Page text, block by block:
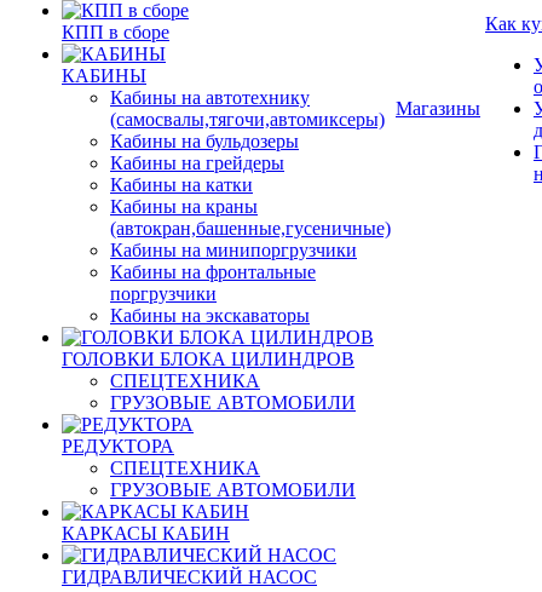
КПП в сборе
КАБИНЫ
Кабины на автотехнику
(самосвалы,тягочи,автомиксеры)
Кабины на бульдозеры
Кабины на грейдеры
Кабины на катки
Кабины на краны
(автокран,башенные,гусеничные)
Кабины на минипоргрузчики
Кабины на фронтальные
поргрузчики
Кабины на экскаваторы
ГОЛОВКИ БЛОКА ЦИЛИНДРОВ
СПЕЦТЕХНИКА
ГРУЗОВЫЕ АВТОМОБИЛИ
РЕДУКТОРА
СПЕЦТЕХНИКА
ГРУЗОВЫЕ АВТОМОБИЛИ
КАРКАСЫ КАБИН
ГИДРАВЛИЧЕСКИЙ НАСОС
Магазины
Как